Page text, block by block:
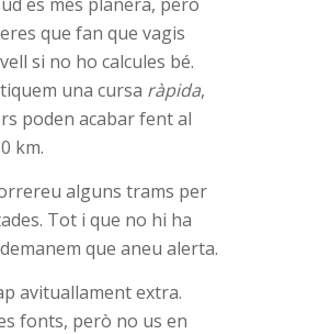
que fan que vagis
si no ho calcules bé.
una cursa ràpida,
poden acabar fent al
km.
alguns trams per
Tot i que no hi ha
que aneu alerta.
avituallament extra.
fonts, però no us en